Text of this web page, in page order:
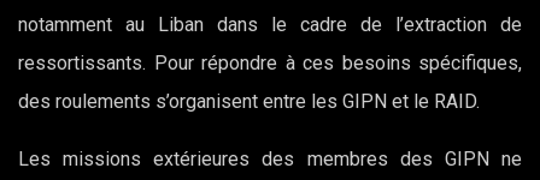
notamment au Liban dans le cadre de l’extraction de
ressortissants. Pour répondre à ces besoins spécifiques,
des roulements s’organisent entre les GIPN et le RAID.
Les missions extérieures des membres des GIPN ne